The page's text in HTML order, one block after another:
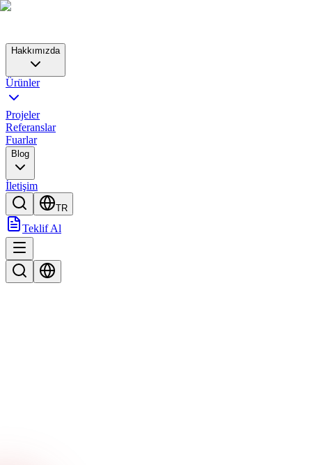
Hakkımızda
Ürünler
Projeler
Referanslar
Fuarlar
Blog
İletişim
TR
Teklif Al